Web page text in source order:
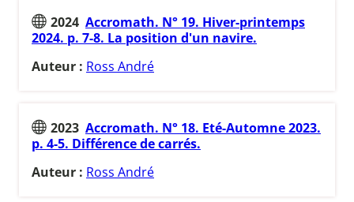
2024 Accromath. N° 19. Hiver-printemps
2024. p. 7-8. La position d'un navire.
Auteur : Ross André
2023 Accromath. N° 18. Eté-Automne 2023.
p. 4-5. Différence de carrés.
Auteur : Ross André